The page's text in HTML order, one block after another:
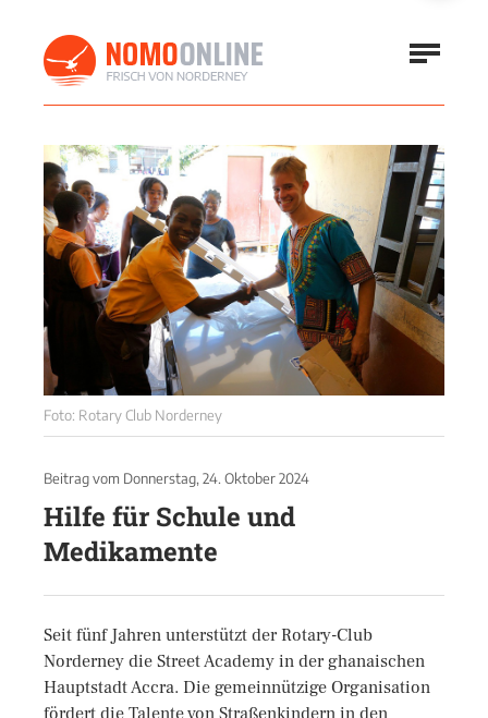
Foto: Rotary Club Norderney
Beitrag vom Donnerstag, 24. Oktober 2024
Hilfe für Schule und
Medikamente
Seit fünf Jahren unterstützt der Rotary-Club
Norderney die Street Academy in der ghanaischen
Hauptstadt Accra. Die gemeinnützige Organisation
fördert die Talente von Straßenkindern in den